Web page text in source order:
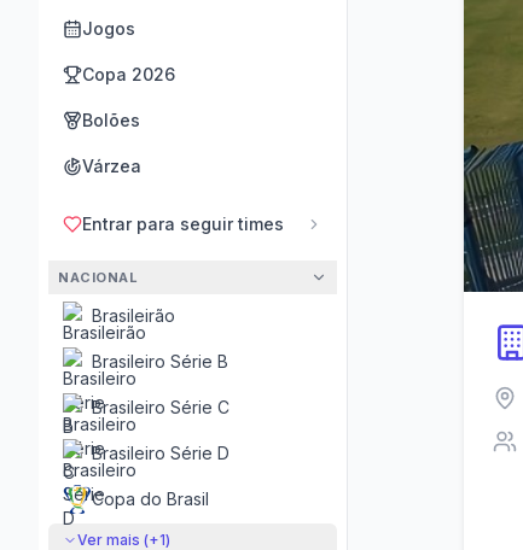
Jogos
Copa 2026
Bolões
Várzea
Entrar para seguir times
NACIONAL
Brasileirão
Brasileiro Série B
Brasileiro Série C
Brasileiro Série D
Copa do Brasil
Ver mais (+1)